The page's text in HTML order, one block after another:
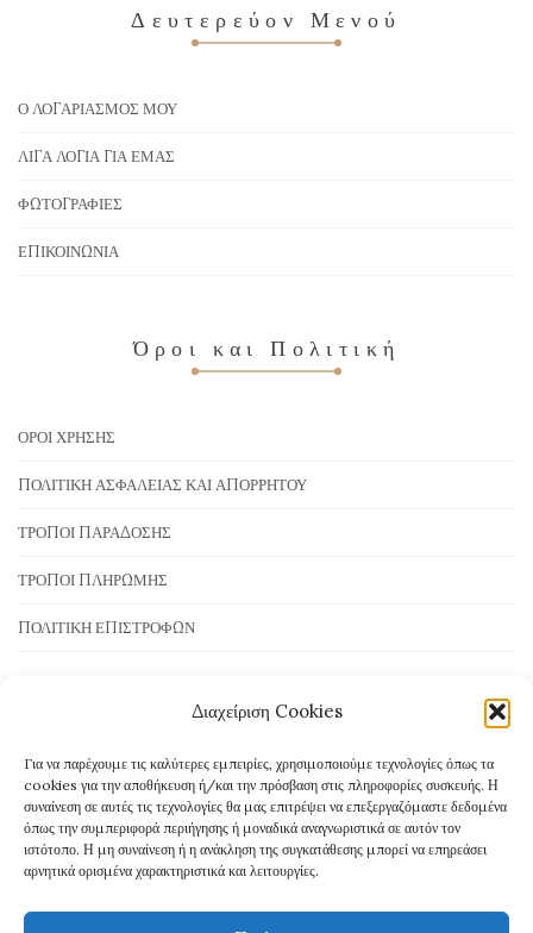
Διαχείριση Cookies
Για να παρέχουμε τις καλύτερες εμπειρίες, χρησιμοποιούμε τεχνολογίες όπως τα
cookies για την αποθήκευση ή/και την πρόσβαση στις πληροφορίες συσκευής. Η
συναίνεση σε αυτές τις τεχνολογίες θα μας επιτρέψει να επεξεργαζόμαστε δεδομένα
όπως την συμπεριφορά περιήγησης ή μοναδικά αναγνωριστικά σε αυτόν τον
ιστότοπο. Η μη συναίνεση ή η ανάκληση της συγκατάθεσης μπορεί να επηρεάσει
αρνητικά ορισμένα χαρακτηριστικά και λειτουργίες.
Δευτερεύον Μενού
Ο ΛΟΓΑΡΙΑΣΜΌΣ ΜΟΥ
ΛΊΓΑ ΛΌΓΙΑ ΓΙΑ ΕΜΆΣ
ΦΩΤΟΓΡΑΦΊΕΣ
ΕΠΙΚΟΙΝΩΝΊΑ
Όροι και Πολιτική
ΌΡΟΙ ΧΡΉΣΗΣ
ΠΟΛΙΤΙΚΉ ΑΣΦΆΛΕΙΑΣ ΚΑΙ ΑΠΟΡΡΉΤΟΥ
ΤΡΌΠΟΙ ΠΑΡΆΔΟΣΗΣ
ΤΡΌΠΟΙ ΠΛΗΡΩΜΉΣ
ΠΟΛΙΤΙΚΉ ΕΠΙΣΤΡΟΦΏΝ
Τρόποι Πληρωμής